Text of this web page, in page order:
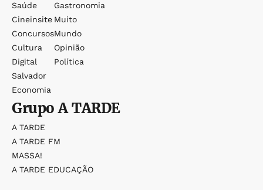
Saúde
Cineinsite
Concursos
Cultura
Digital
Salvador
Economia
Gastronomia
Muito
Mundo
Opinião
Política
GrupoA TARDE
A TARDE
A TARDE FM
MASSA!
A TARDE EDUCAÇÃO